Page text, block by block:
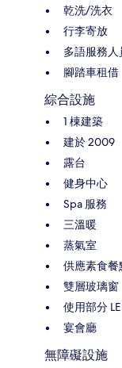
乾洗/洗衣
行李寄放
多語服務人
腳踏車租借
綜合設施
1 棟建築
建於 2009
露台
健身中心
Spa 服務
三溫暖
蒸氣室
供應素食餐
雙層玻璃窗
使用部分
宴會廳
無障礙設施